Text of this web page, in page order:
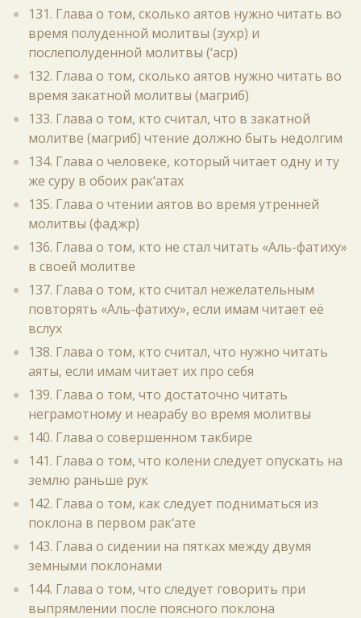
131. Глава о том, сколько аятов нужно читать во
время полуденной молитвы (зухр) и
послеполуденной молитвы (‘аср)
132. Глава о том, сколько аятов нужно читать во
время закатной молитвы (магриб)
133. Глава о том, кто считал, что в закатной
молитве (магриб) чтение должно быть недолгим
134. Глава о человеке, который читает одну и ту
же суру в обоих рак‘атах
135. Глава о чтении аятов во время утренней
молитвы (фаджр)
136. Глава о том, кто не стал читать «Аль-фатиху»
в своей молитве
137. Глава о том, кто считал нежелательным
повторять «Аль-фатиху», если имам читает её
вслух
138. Глава о том, кто считал, что нужно читать
аяты, если имам читает их про себя
139. Глава о том, что достаточно читать
неграмотному и неарабу во время молитвы
140. Глава о совершенном такбире
141. Глава о том, что колени следует опускать на
землю раньше рук
142. Глава о том, как следует подниматься из
поклона в первом рак‘ате
143. Глава о сидении на пятках между двумя
земными поклонами
144. Глава о том, что следует говорить при
выпрямлении после поясного поклона